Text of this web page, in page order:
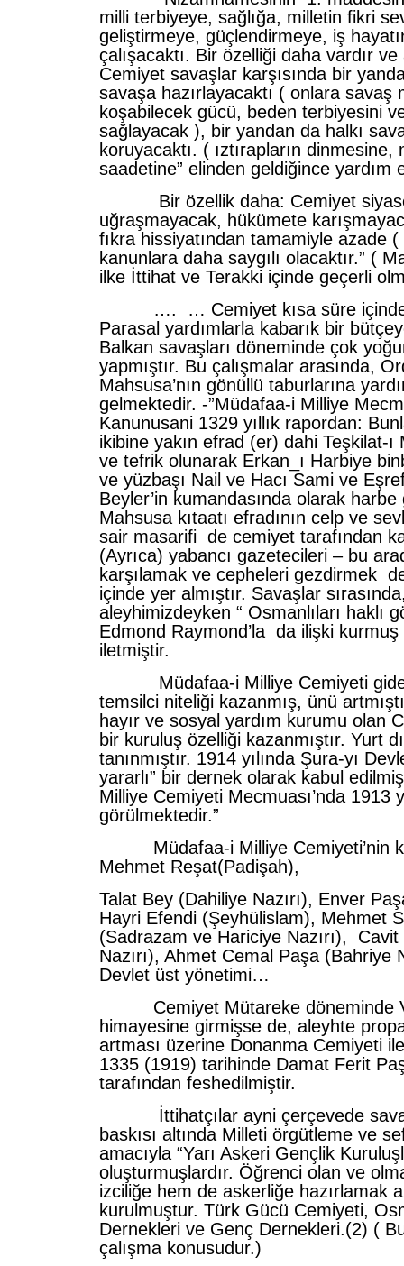
milli terbiyeye, sağlığa, milletin fikri
geliştirmeye, güçlendirmeye, iş
çalışacaktı. Bir özelliği daha vardır
Cemiyet savaşlar karşısında bir
savaşa hazırlayacaktı ( onlara savaş
koşabilecek gücü, beden terbiyesini
sağlayacak ), bir yandan da halkı
koruyacaktı. ( ıztırapların dinmesine,
saadetine” elinden geldiğince yardım
Bir özellik daha: Cemiyet
uğraşmayacak, hükümete
fıkra hissiyatından tamamiyle azade
kanunlara daha saygılı olacaktır.” (
ilke İttihat ve Terakki içinde geçerli
…. … Cemiyet kısa süre içinde
Parasal yardımlarla kabarık bir
Balkan savaşları döneminde çok
yapmıştır. Bu çalışmalar arasında,
Mahsusa’nın gönüllü taburlarına
gelmektedir. -”Müdafaa-i Milliye
Kanunusani 1329 yıllık rapordan:
ikibine yakın efrad (er) dahi Teşkilat-ı
ve tefrik olunarak Erkan_ı Harbiye
ve yüzbaşı Nail ve Hacı Sami ve
Beyler’in kumandasında olarak
Mahsusa kıtaatı efradının celp ve
sair masarifi de cemiyet tarafından
(Ayrıca) yabancı gazetecileri – bu
karşılamak ve cepheleri gezdirmek
içinde yer almıştır. Savaşlar
aleyhimizdeyken “ Osmanlıları haklı
Edmond Raymond’la da ilişki
iletmiştir.
Müdafaa-i Milliye Cemiyeti
temsilci niteliği kazanmış, ünü
hayır ve sosyal yardım kurumu olan
bir kuruluş özelliği kazanmıştır. Yurt
tanınmıştır. 1914 yılında Şura-yı
yararlı” bir dernek olarak kabul
Milliye Cemiyeti Mecmuası’nda 1913
görülmektedir.”
Müdafaa-i Milliye Cemiyeti’nin
Mehmet Reşat(Padişah),
Talat Bey (Dahiliye Nazırı), Enver
Hayri Efendi (Şeyhülislam), Mehmet
(Sadrazam ve Hariciye Nazırı),
Nazırı), Ahmet Cemal Paşa (Bahriye
Devlet üst yönetimi…
Cemiyet Mütareke döneminde
himayesine girmişse de, aleyhte
artması üzerine Donanma Cemiyeti
1335 (1919) tarihinde Damat Ferit
tarafından feshedilmiştir.
İttihatçılar ayni çerçevede savaş
baskısı altında Milleti örgütleme ve
amacıyla “Yarı Askeri Gençlik
oluşturmuşlardır. Öğrenci olan ve
izciliğe hem de askerliğe hazırlamak
kurulmuştur. Türk Gücü Cemiyeti,
Dernekleri ve Genç Dernekleri.(2) (
çalışma konusudur.)